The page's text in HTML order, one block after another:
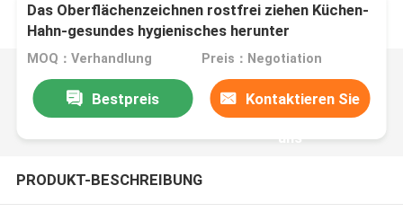
Das Oberflächenzeichnen rostfrei ziehen Küchen-
Hahn-gesundes hygienisches herunter
MOQ：Verhandlung Preis：Negotiation
Bestpreis Kontaktieren Sie
uns
PRODUKT-BESCHREIBUNG